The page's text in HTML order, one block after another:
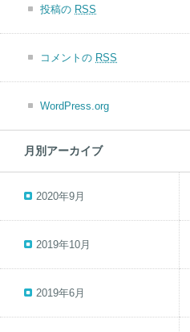
投稿の RSS
コメントの RSS
WordPress.org
月別アーカイブ
2020年9月
2019年10月
2019年6月